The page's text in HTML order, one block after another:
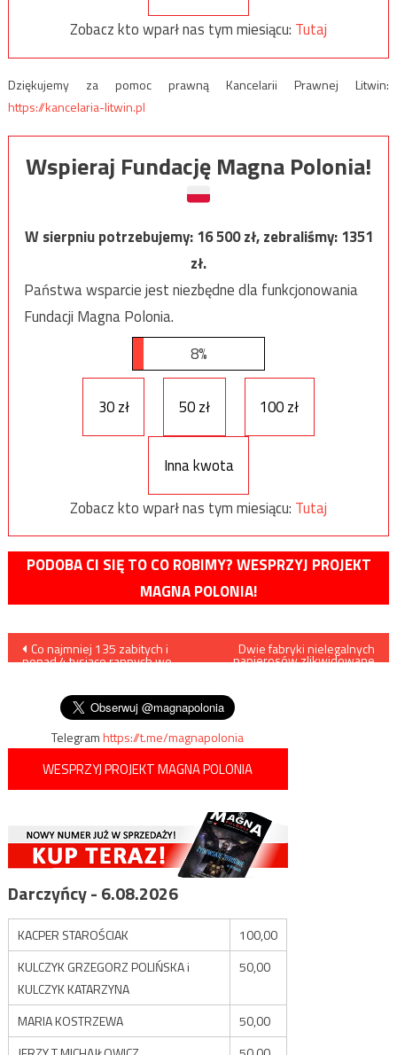
Zobacz kto wparł nas tym miesiącu: Tutaj
Dziękujemy za pomoc prawną Kancelarii Prawnej Litwin:
https://kancelaria-litwin.pl
Wspieraj Fundację Magna Polonia!
W sierpniu potrzebujemy:16 500zł, zebraliśmy:1351
zł.
Państwa wsparcie jest niezbędne dla funkcjonowania
Fundacji Magna Polonia.
8%
30 zł 50 zł 100 zł
Inna kwota
Zobacz kto wparł nas tym miesiącu: Tutaj
PODOBA CI SIĘ TO CO ROBIMY? WESPRZYJ PROJEKT
MAGNA POLONIA!
Nawigacja
wpisu
Co najmniej 135 zabitych i
ponad 4 tysiące rannych we
Dwie fabryki nielegalnych
papierosów zlikwidowane
Telegramhttps://t.me/magnapolonia
WESPRZYJ PROJEKT MAGNA POLONIA
Darczyńcy - 6.08.2026
KACPER STAROŚCIAK
100,00
KULCZYK GRZEGORZ POLIŃSKA i
KULCZYK KATARZYNA
50,00
MARIA KOSTRZEWA
50,00